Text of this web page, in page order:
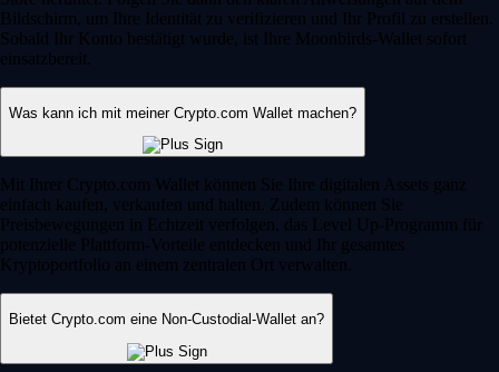
Bildschirm, um Ihre Identität zu verifizieren und Ihr Profil zu erstellen.
Sobald Ihr Konto bestätigt wurde, ist Ihre Moonbirds-Wallet sofort
einsatzbereit.
Was kann ich mit meiner Crypto.com Wallet machen?
Mit Ihrer Crypto.com Wallet können Sie Ihre digitalen Assets ganz
einfach kaufen, verkaufen und halten. Zudem können Sie
Preisbewegungen in Echtzeit verfolgen, das Level Up-Programm für
potenzielle Plattform-Vorteile entdecken und Ihr gesamtes
Kryptoportfolio an einem zentralen Ort verwalten.
Bietet Crypto.com eine Non-Custodial-Wallet an?